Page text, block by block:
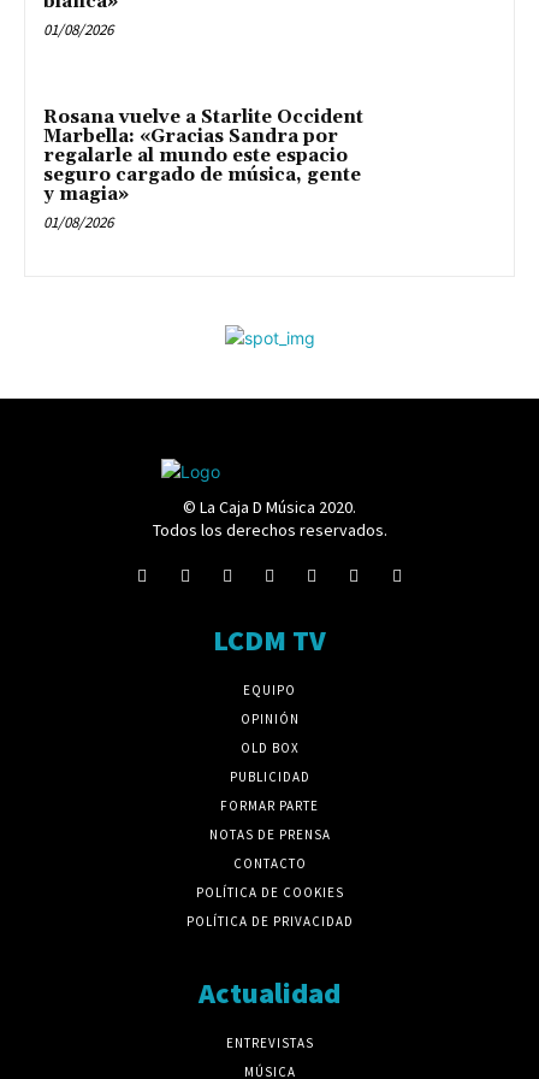
01/08/2026
Rosana vuelve a Starlite Occident
Marbella: «Gracias Sandra por
regalarle al mundo este espacio
seguro cargado de música, gente
y magia»
01/08/2026
© La Caja D Música 2020.
Todos los derechos reservados.
LCDM TV
EQUIPO
OPINIÓN
OLD BOX
PUBLICIDAD
FORMAR PARTE
NOTAS DE PRENSA
CONTACTO
POLÍTICA DE COOKIES
POLÍTICA DE PRIVACIDAD
Actualidad
ENTREVISTAS
MÚSICA